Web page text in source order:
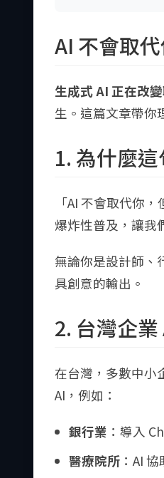
AI 不會取
生成式 AI 正在改
生。這篇文章帶你
1. 為什麼
「AI 不會取代你
爆炸性普及，讓我
無論你是設計師、
具創意的輸出。
2. 台灣企
在台灣，多數中小
AI，例如：
銀行業 ：導入
醫療院所 ：AI